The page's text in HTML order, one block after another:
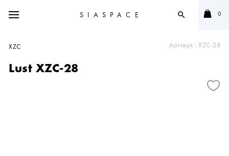
SIASPACE search 0
Артикул : XZC-28
XZC
Lust XZC-28